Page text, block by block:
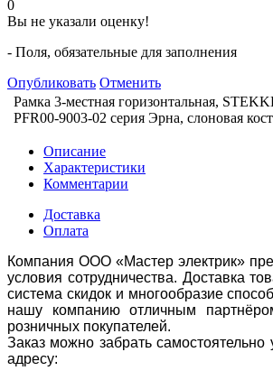
0
Вы не указали оценку!
- Поля, обязательные для заполнения
Опубликовать Отменить
Рамка 3-местная горизонтальная,
PFR00-9003-02 серия Эрна, слоновая
Описание
Характеристики
Комментарии
Доставка
Оплата
Компания ООО «Мастер электрик»
условия сотрудничества. Доставка
система скидок и многообразие
нашу компанию отличным
розничных покупателей.
Заказ можно забрать самостоятельно
адресу: